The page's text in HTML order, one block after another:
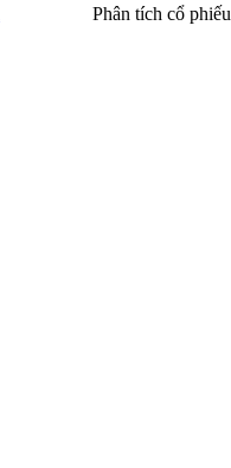
Phân tích cổ phiếu